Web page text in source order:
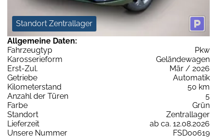
Standort Zentrallager
Allgemeine Daten:
Fahrzeugtyp
Pkw
Karosserieform
Geländewagen
Erst-Zul.
Mär / 2026
Getriebe
Automatik
Kilometerstand
50 km
Anzahl der Türen
5
Farbe
Grün
Standort
Zentrallager
Lieferzeit
ab ca. 12.08.2026
Unsere Nummer
FSD00619